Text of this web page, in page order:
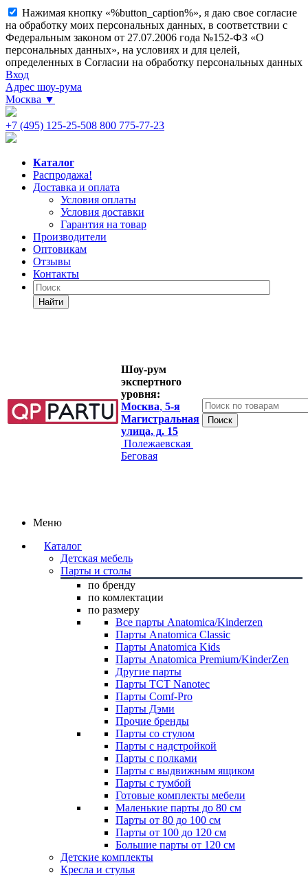
Нажимая кнопку «%button_caption%», я даю свое согласие
на обработку моих персональных данных, в соответствии с
Федеральным законом от 27.07.2006 года №152-ФЗ «О
персональных данных», на условиях и для целей,
определенных в Согласии на обработку персональных данных
Вход
Адрес шоу-рума
Москва ▼
+7 (495) 125-25-508 800 775-77-23
Каталог
Распродажа!
Доставка и оплата
Условия оплаты
Условия доставки
Гарантия на товар
Производители
Оптовикам
Отзывы
Контакты
Найти
Шоу-рум
экспертного
уровня:
Москва, 5-я
Магистральная
улица, д. 15
Полежаевская
Беговая
Меню
Каталог
Детская мебель
Парты и столы
по бренду
по комлектации
по размеру
Все парты Anatomica/Kinderzen
Парты Anatomica Classic
Парты Anatomica Kids
Парты Anatomica Premium/KinderZen
Другие парты
Парты TCT Nanotec
Парты Comf-Pro
Парты Дэми
Прочие бренды
Парты со стулом
Парты с надстройкой
Парты с полками
Парты с выдвижным ящиком
Парты с тумбой
Готовые комплекты мебели
Маленькие парты до 80 см
Парты от 80 до 100 см
Парты от 100 до 120 см
Большие парты от 120 см
Детские комплекты
Кресла и стулья